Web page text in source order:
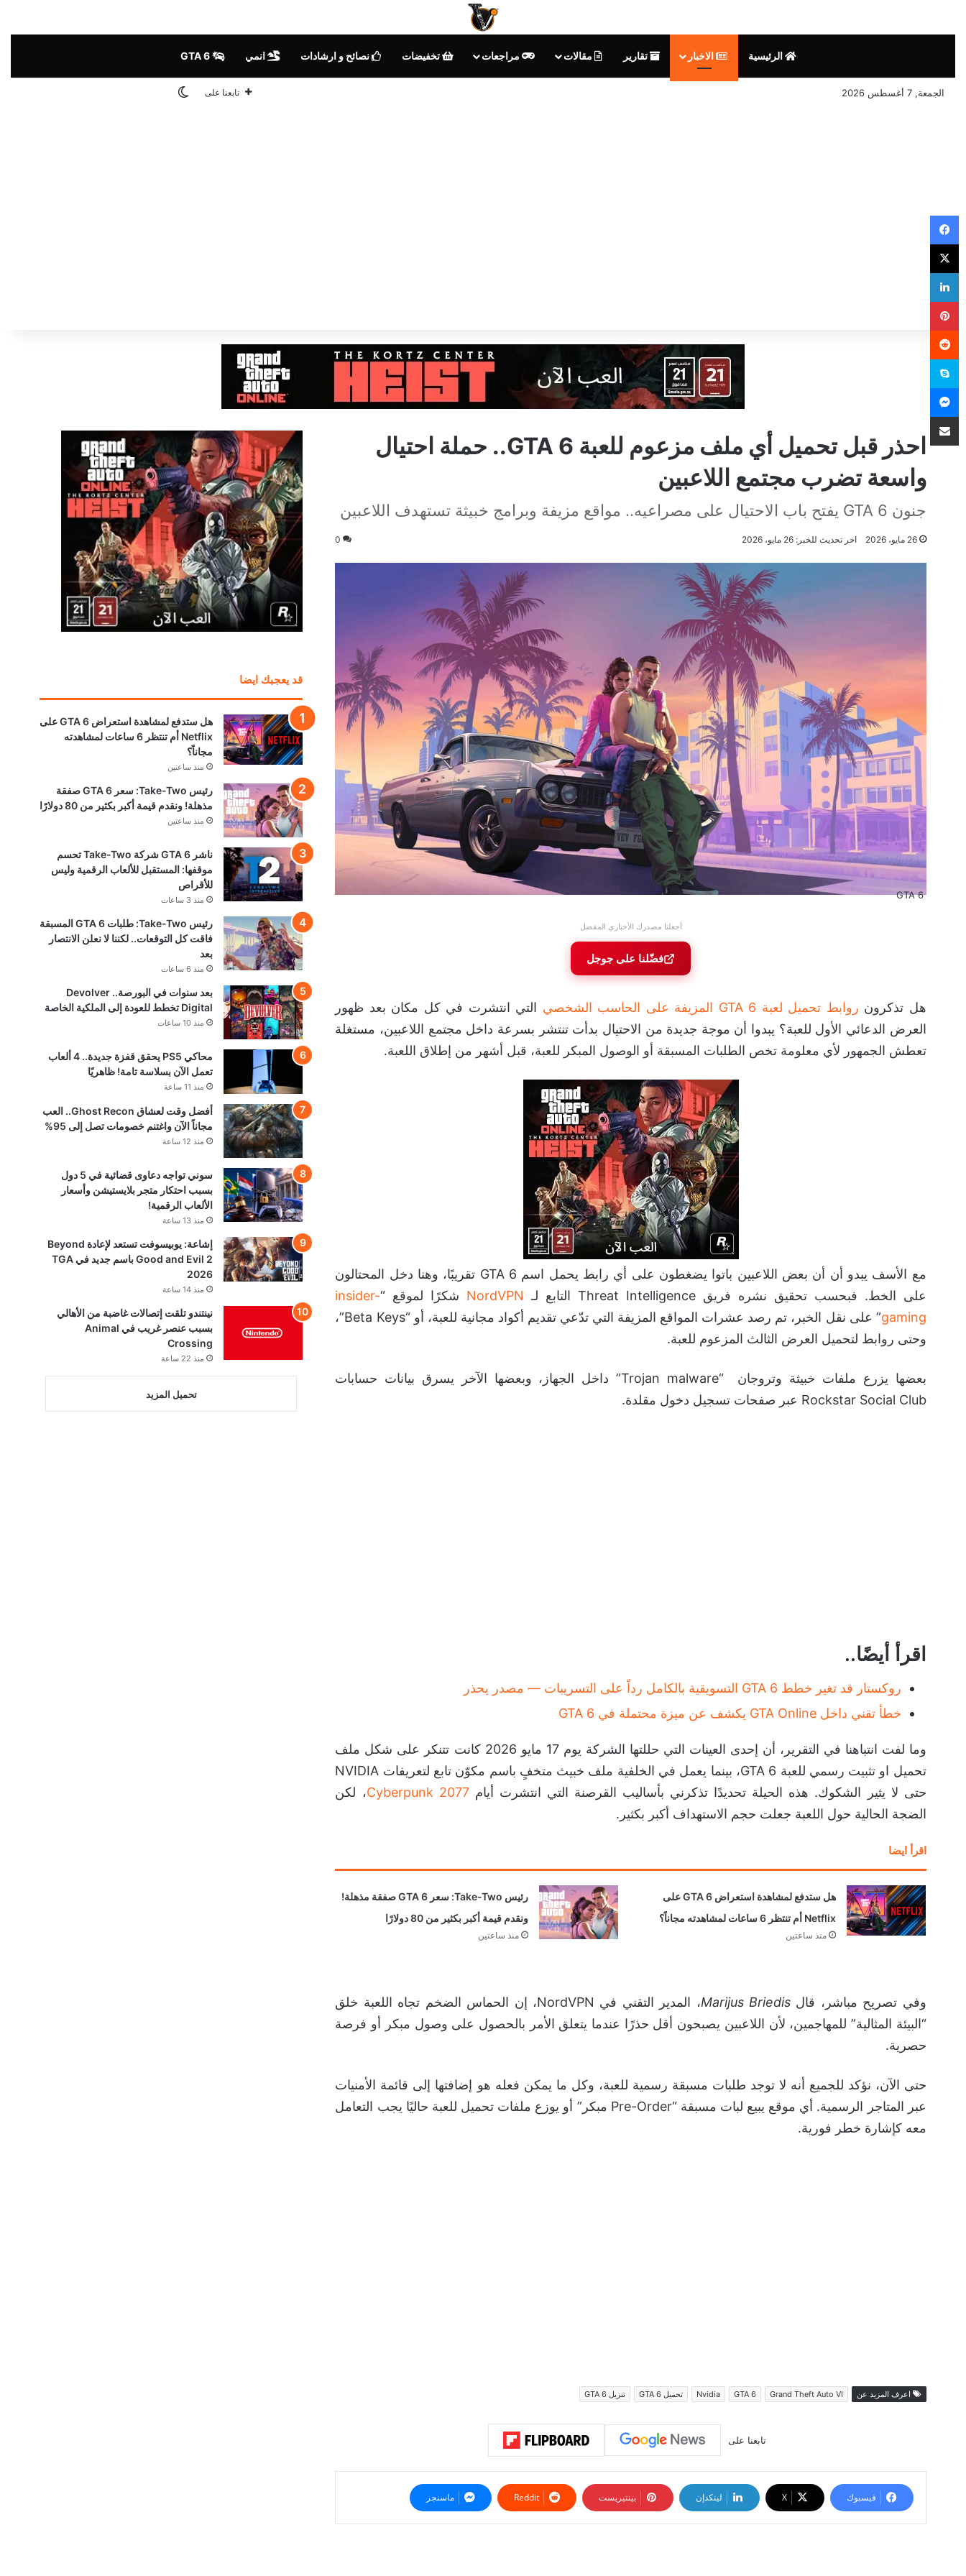
الرئيسية الاخبار تقارير مقالات مراجعات تخفيضات نصائح و ارشادات انمي
الجمعة, 7 أغسطس 2026 تابعنا على الوضع المظلم
احذر قبل تحميل أي ملف مزعوم للعبة GTA 6.. حملة احتيال
واسعة تضرب مجتمع اللاعبين
جنون GTA 6 يفتح باب الاحتيال على مصراعيه.. مواقع مزيفة وبرامج خبيثة تستهدف اللاعبين
26 مايو، 2026 اخر تحديث للخبر: 26 مايو، 2026 0
GTA 6
أجعلنا مصدرك الأخباري المفضل
فضّلنا على جوجل
هل تذكرون روابط تحميل لعبة GTA 6 المزيفة على الحاسب الشخصي
التي انتشرت في كل مكان بعد ظهور
العرض الدعائي الأول للعبة؟ يبدوا أن موجة جديدة من الاحتيال بدأت تنتشر بسرعة داخل مجتمع اللاعبين، مستغلة
تعطش الجمهور لأي معلومة تخص الطلبات المسبقة أو الوصول المبكر للعبة، قبل أشهر من إطلاق اللعبة.
مع الأسف يبدو أن أن بعض اللاعبين باتوا يضغطون على أي رابط يحمل اسم GTA 6 تقريبًا، وهنا دخل المحتالون
على الخط. فبحسب تحقيق نشره فريق Threat Intelligence التابع لـ
NordVPN شكرًا لموقع “insider-
gaming
” على نقل الخبر، تم رصد عشرات المواقع المزيفة التي تدّعي تقديم أكواد مجانية للعبة، أو “Beta Keys”،
وحتى روابط لتحميل العرض الثالث المزعوم للعبة.
بعضها يزرع ملفات خبيثة وتروجان “Trojan malware” داخل الجهاز، وبعضها الآخر يسرق بيانات حسابات
Rockstar Social Club عبر صفحات تسجيل دخول مقلدة.
اقرأ أيضًا..
روكستار قد تغير خطط GTA 6 التسويقية بالكامل رداً على التسريبات — مصدر يحذر
خطأ تقني داخل GTA Online يكشف عن ميزة محتملة في GTA 6
وما لفت انتباهنا في التقرير، أن إحدى العينات التي حللتها الشركة يوم 17 مايو 2026 كانت تتنكر على شكل ملف
تحميل او تثبيت رسمي للعبة GTA 6، بينما يعمل في الخلفية ملف خبيث متخفٍ باسم مكوّن تابع لتعريفات NVIDIA
حتى لا يثير الشكوك. هذه الحيلة تحديدًا تذكرني بأساليب القرصنة التي انتشرت أيام Cyberpunk 2077
، لكن
الضجة الحالية حول اللعبة جعلت حجم الاستهداف أكبر بكثير.
اقرأ ايضا
هل ستدفع لمشاهدة استعراض GTA 6 على
Netflix أم تنتظر 6 ساعات لمشاهدته مجاناً؟
منذ ساعتين
رئيس Take-Two: سعر GTA 6 صفقة مذهلة!
ونقدم قيمة أكبر بكثير من 80 دولارًا
منذ ساعتين
وفي تصريح مباشر، قال Marijus Briedis
، المدير التقني في NordVPN، إن الحماس الضخم تجاه اللعبة خلق
“البيئة المثالية” للمهاجمين، لأن اللاعبين يصبحون أقل حذرًا عندما يتعلق الأمر بالحصول على وصول مبكر أو فرصة
حصرية.
حتى الآن، نؤكد للجميع أنه لا توجد طلبات مسبقة رسمية للعبة، وكل ما يمكن فعله هو إضافتها إلى قائمة الأمنيات
عبر المتاجر الرسمية. أي موقع يبيع لبات مسبقة “Pre-Order مبكر” أو يوزع ملفات تحميل للعبة حاليًا يجب التعامل
معه كإشارة خطر فورية.
اعرف المزيد عن Grand Theft Auto VI
GTA 6
Nvidia تحميل GTA 6 تنزيل GTA 6
تابعنا على
فيسبوك ‫X لينكدإن بينتيريست ‏Reddit ماسنجر
قد يعجبك ايضا
هل ستدفع لمشاهدة استعراض GTA 6 على
Netflix أم تنتظر 6 ساعات لمشاهدته
مجاناً؟
منذ ساعتين
رئيس Take-Two: سعر GTA 6 صفقة
مذهلة! ونقدم قيمة أكبر بكثير من 80 دولارًا
منذ ساعتين
ناشر GTA 6 شركة Take-Two تحسم
موقفها: المستقبل للألعاب الرقمية وليس
للأقراص
منذ 3 ساعات
رئيس Take-Two: طلبات GTA 6 المسبقة
فاقت كل التوقعات.. لكننا لا نعلن الانتصار
بعد
منذ 6 ساعات
بعد سنوات في البورصة.. Devolver
Digital تخطط للعودة إلى الملكية الخاصة
منذ 10 ساعات
محاكي PS5 يحقق قفزة جديدة.. 4 ألعاب
تعمل الآن بسلاسة تامة! ظاهريًا
منذ 11 ساعة
أفضل وقت لعشاق Ghost Recon.. العب
مجاناً الآن واغتنم خصومات تصل إلى 95%
منذ 12 ساعة
سوني تواجه دعاوى قضائية في 5 دول
بسبب احتكار متجر بلايستيشن وأسعار
الألعاب الرقمية!
منذ 13 ساعة
إشاعة: يوبيسوفت تستعد لإعادة Beyond
Good and Evil 2 باسم جديد في TGA
2026
منذ 14 ساعة
نينتندو تلقت إتصالات غاضبة من الأهالي
بسبب عنصر غريب في Animal
Crossing
منذ 22 ساعة
تحميل المزيد
فيسبوك
‫X
لينكدإن
بينتيريست
سكايب
ماسنجر
مشاركة عبر البريد